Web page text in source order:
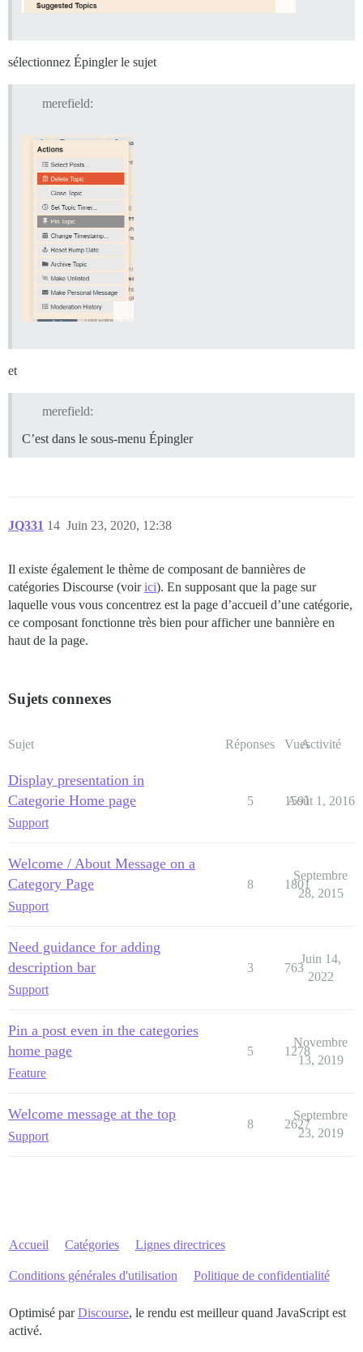
sélectionnez Épingler le sujet
merefield:
et
merefield:
C’est dans le sous-menu Épingler
JQ331 Juin 23, 2020, 12:38
14
Il existe également le thème de composant de bannières de
catégories Discourse (voirici). En supposant que la page sur
laquelle vous vous concentrez est la page d’accueil d’une catégorie,
ce composant fonctionne très bien pour afficher une bannière en
haut de la page.
Sujets connexes
Sujet Réponses VuesActivité
Display presentation in
Categorie Home page
Support
5 1591
Août 1, 2016
Welcome / About Message on a
Category Page
Support
8 1801
Septembre
28, 2015
Need guidance for adding
description bar
Support
3 763
Juin 14,
2022
Pin a post even in the categories
home page
Feature
5 1278
Novembre
13, 2019
Welcome message at the top
Support
8 2627
Septembre
23, 2019
Accueil Catégories Lignes directrices
Conditions générales d'utilisation Politique de confidentialité
Optimisé parDiscourse, le rendu est meilleur quand JavaScript est
activé.